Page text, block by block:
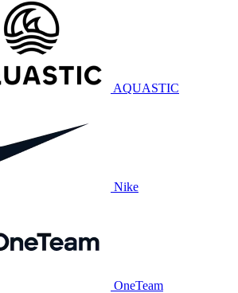
AQUASTIC
Nike
OneTeam